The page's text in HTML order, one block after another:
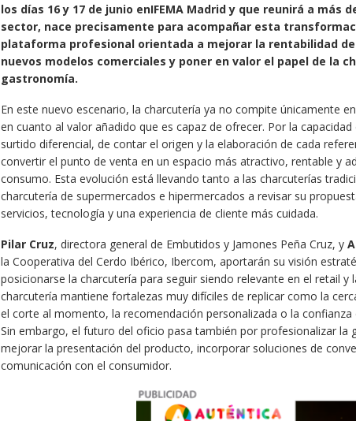
los días 16 y 17 de junio enIFEMA Madrid y que reunirá a más
sector, nace precisamente para acompañar esta
plataforma profesional orientada a mejorar la rentabilidad
nuevos modelos comerciales y poner en valor el papel de la
gastronomía.
En este nuevo escenario, la charcutería ya no compite únicamente
en cuanto al valor añadido que es capaz de ofrecer. Por la
surtido diferencial, de contar el origen y la elaboración de cada
convertir el punto de venta en un espacio más atractivo, rentable y
consumo. Esta evolución está llevando tanto a las charcuterías
charcutería de supermercados e hipermercados a revisar su
servicios, tecnología y una experiencia de cliente más cuidada.
Pilar Cruz, directora general de Embutidos y Jamones Peña Cruz, y
la Cooperativa del Cerdo Ibérico, Ibercom, aportarán su visión
posicionarse la charcutería para seguir siendo relevante en el retail y
charcutería mantiene fortalezas muy difíciles de replicar como la
el corte al momento, la recomendación personalizada o la
Sin embargo, el futuro del oficio pasa también por profesionalizar la
mejorar la presentación del producto, incorporar soluciones de
comunicación con el consumidor.